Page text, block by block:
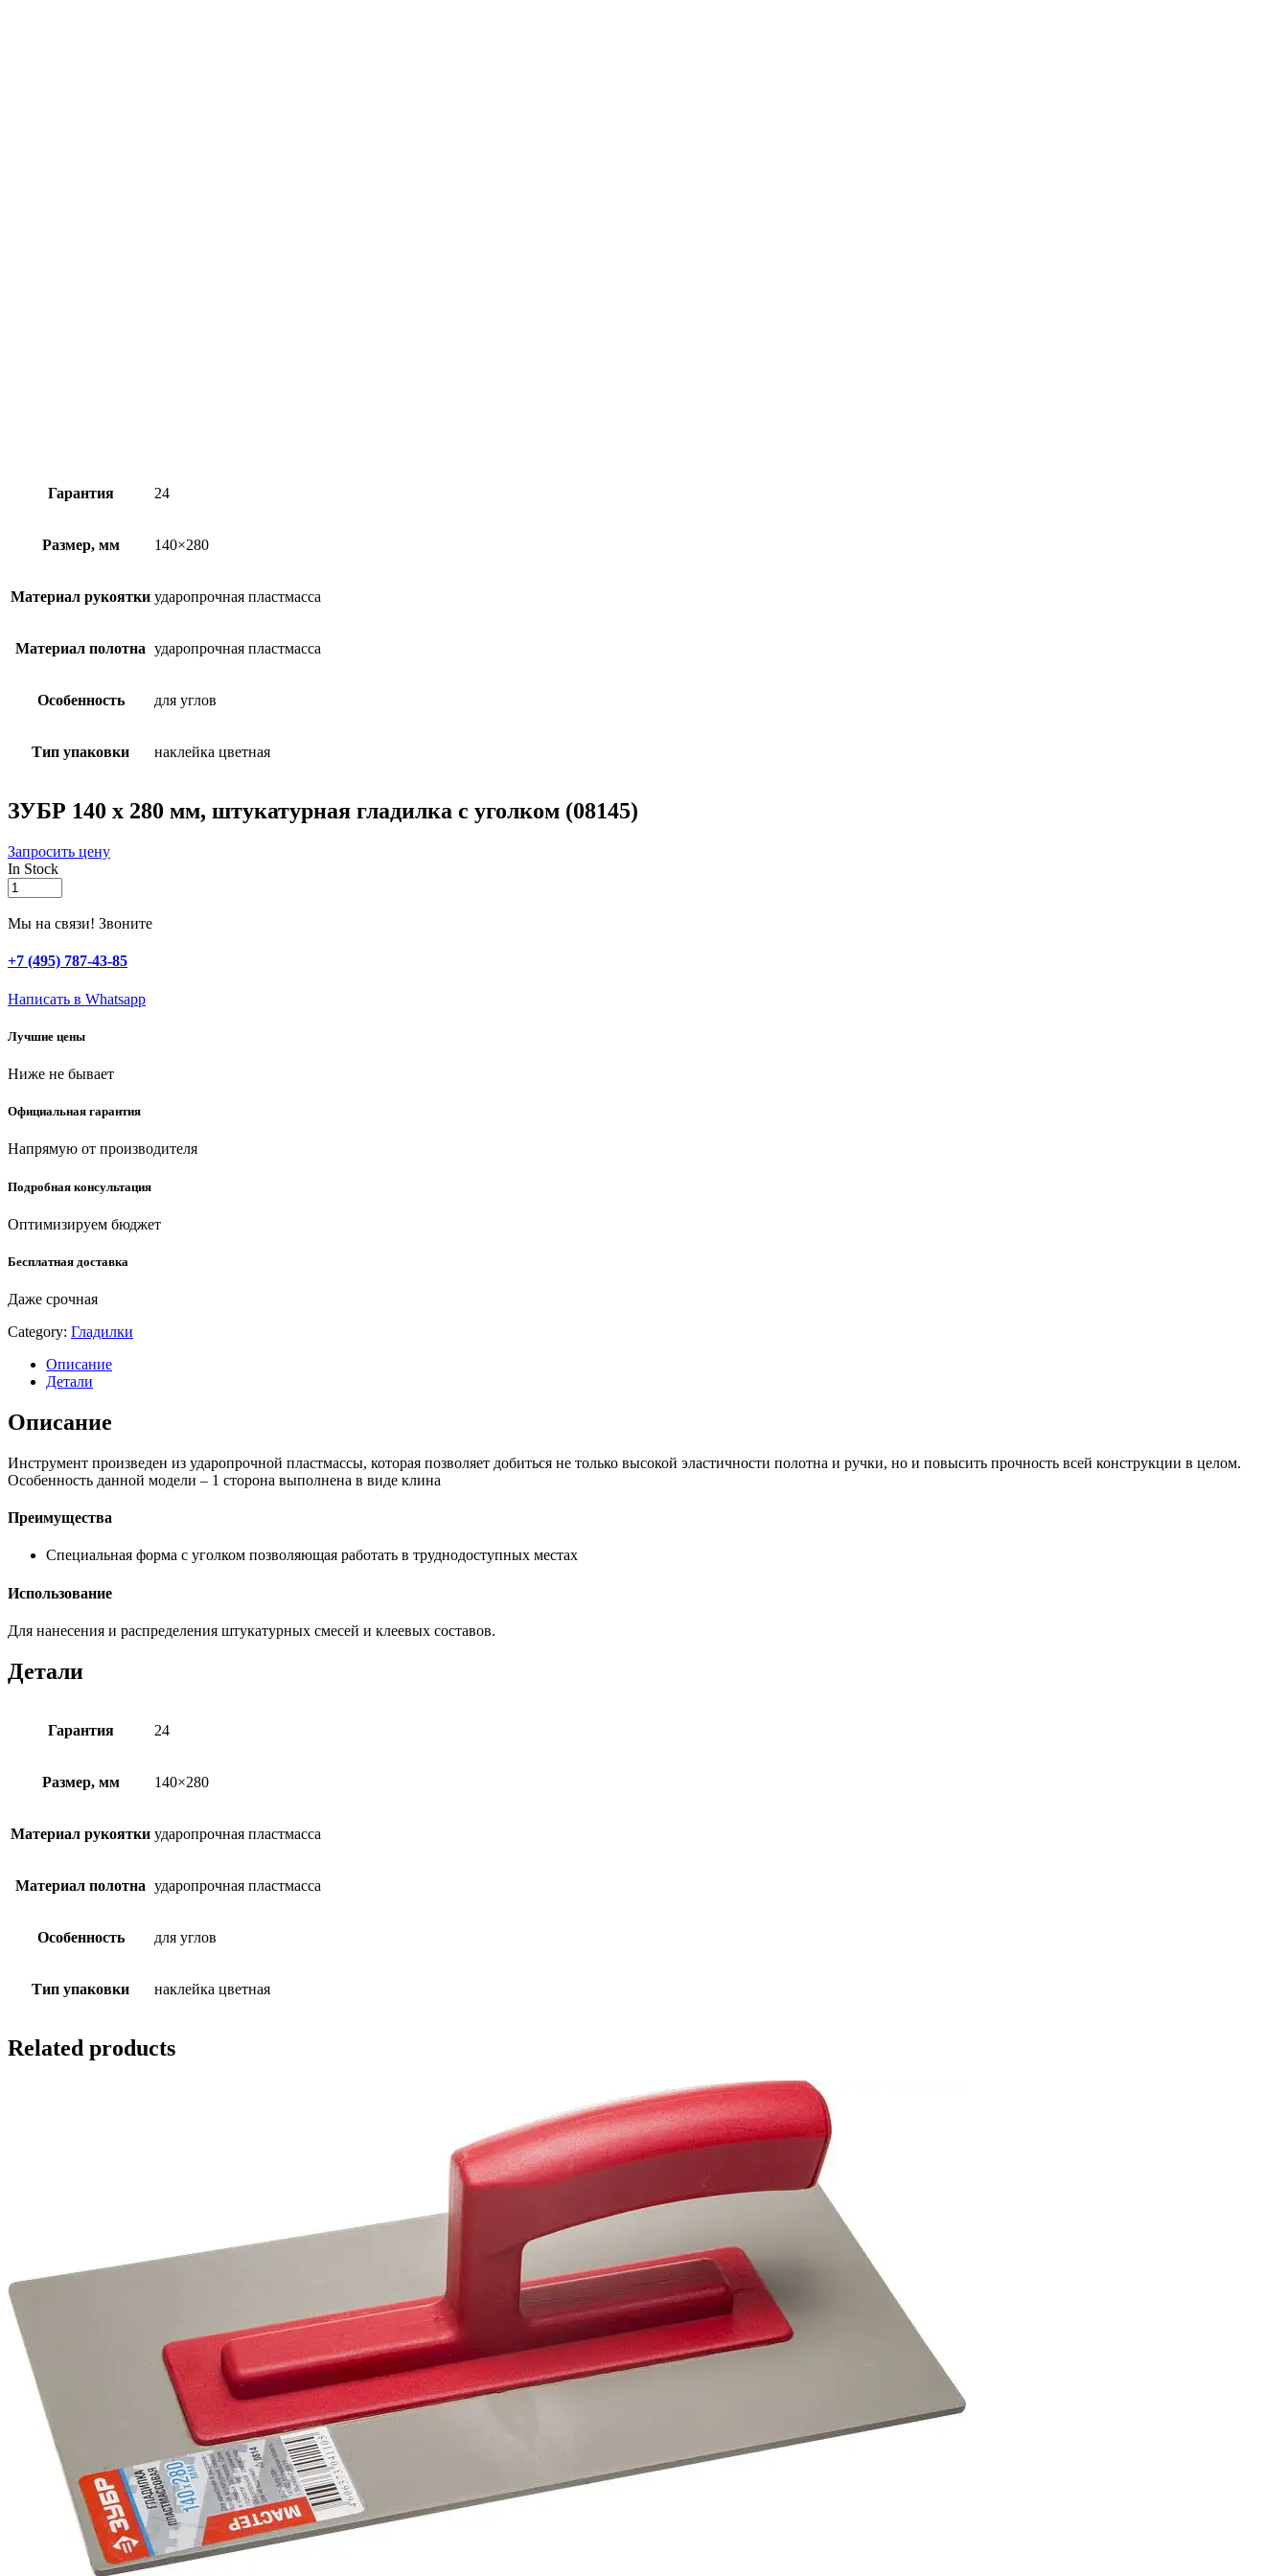
Гарантия 24
Размер, мм 140×280
Материал рукоятки ударопрочная пластмасса
Материал полотна ударопрочная пластмасса
Особенность для углов
Тип упаковки наклейка цветная
ЗУБР 140 х 280 мм, штукатурная гладилка с уголком (08145)
Запросить цену
In Stock
ЗУБР
140
х
мм,
штукатурная
с
(08145)
Мы на связи! Звоните
+7 (495) 787-43-85
Написать в Whatsapp
Лучшие цены
Ниже не бывает
Официальная гарантия
Напрямую от производителя
Подробная консультация
Оптимизируем бюджет
Бесплатная доставка
Даже срочная
Category: Гладилки
Описание
Детали
Описание
Инструмент произведен из ударопрочной пластмассы, которая позволяет добиться не только высокой эластичности полотна и ручки, но и повысить прочность всей конструкции в целом.
Особенность данной модели – 1 сторона выполнена в виде клина
Преимущества
Специальная форма с уголком позволяющая работать в труднодоступных местах
Использование
Для нанесения и распределения штукатурных смесей и клеевых составов.
Детали
Гарантия 24
Размер, мм 140×280
Материал рукоятки ударопрочная пластмасса
Материал полотна ударопрочная пластмасса
Особенность для углов
Тип упаковки наклейка цветная
Related products